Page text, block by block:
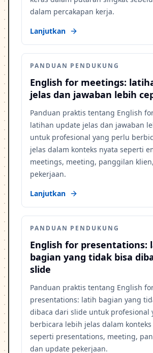
dalam percakapan kerja.
Lanjutkan
PANDUAN PENDUKUNG
English for meetings:
jelas dan jawaban lebih
Panduan praktis tentang English
latihan update jelas dan jawaban
untuk profesional yang perlu
jelas dalam konteks nyata seperti
meetings, meeting, panggilan
pekerjaan.
Lanjutkan
PANDUAN PENDUKUNG
English for presentations:
bagian yang tidak bisa
slide
Panduan praktis tentang English
presentations: latih bagian yang
dibaca dari slide untuk profesional
berbicara lebih jelas dalam konteks
seperti presentations, meeting,
dan update pekerjaan.